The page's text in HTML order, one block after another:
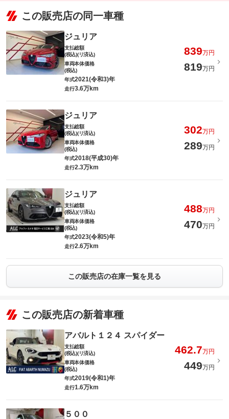
この販売店の同一車種
ジュリア
支払総額
(税込)(リ済込)
839万円
車両本体価格
(税込)
819万円
年式2021(令和3)年
走行3.6万km
ジュリア
支払総額
(税込)(リ済込)
302万円
車両本体価格
(税込)
289万円
年式2018(平成30)年
走行2.3万km
ジュリア
支払総額
(税込)(リ済込)
488万円
車両本体価格
(税込)
470万円
年式2023(令和5)年
走行2.6万km
この販売店の在庫一覧を見る
この販売店の新着車種
アバルト１２４ スパイダー
支払総額
(税込)(リ済込)
462.7万円
車両本体価格
(税込)
449万円
年式2019(令和1)年
走行1.6万km
５００